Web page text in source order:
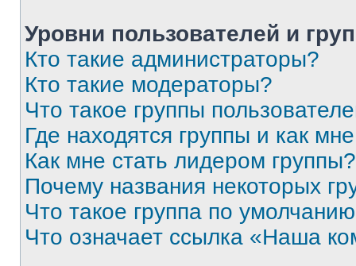
Уровни пользователей и
Кто такие администраторы?
Кто такие модераторы?
Что такое группы
Где находятся группы и как
Как мне стать лидером группы?
Почему названия некоторых
Что такое группа по
Что означает ссылка «Наша